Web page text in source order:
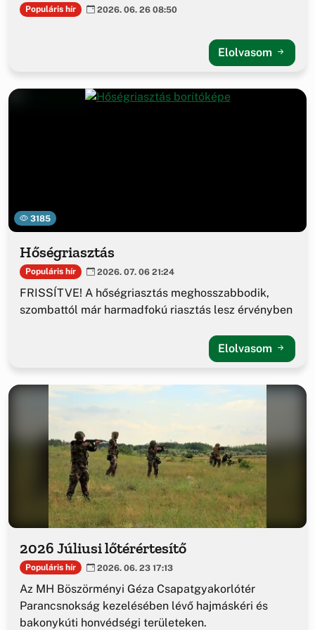
Populáris hír 2026. 06. 26 08:50
Elolvasom
3185
Hőségriasztás
Populáris hír 2026. 07. 06 21:24
FRISSÍTVE! A hőségriasztás meghosszabbodik,
szombattól már harmadfokú riasztás lesz érvényben
Elolvasom
2026 Júliusi lőtérértesítő
Populáris hír 2026. 06. 23 17:13
Az MH Böszörményi Géza Csapatgyakorlótér
Parancsnokság kezelésében lévő hajmáskéri és
bakonykúti honvédségi területeken.